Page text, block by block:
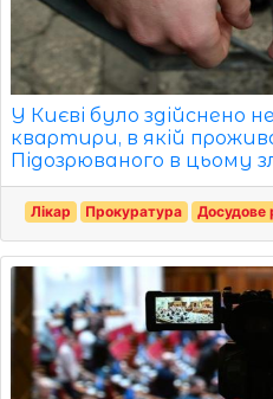
У Києві було здійснено
квартири, в якій
Підозрюваного в цьому
Лікар Прокуратура Досудове